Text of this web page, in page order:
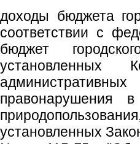
доходы бюджета
соответствии с
бюджет
установленных
правонарушения
установленных